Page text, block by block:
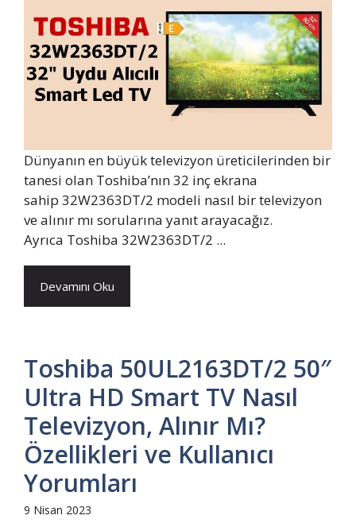
Dünyanın en büyük televizyon üreticilerinden bir
tanesi olan Toshiba’nın 32 inç ekrana
sahip 32W2363DT/2 modeli nasıl bir televizyon
ve alınır mı sorularına yanıt arayacağız.
Ayrıca Toshiba 32W2363DT/2 ...
Devamını Oku
Toshiba 50UL2163DT/2 50″
Ultra HD Smart TV Nasıl
Televizyon, Alınır Mı?
Özellikleri ve Kullanıcı
Yorumları
9 Nisan 2023